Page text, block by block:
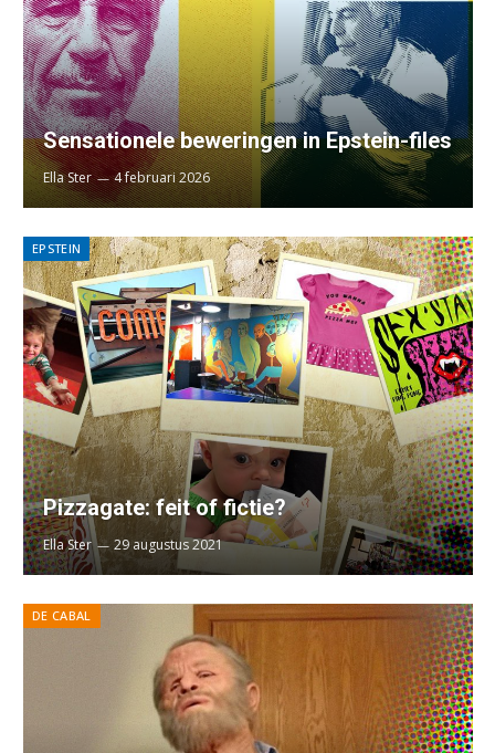
Sensationele beweringen in Epstein-files
Ella Ster 4 februari 2026
EPSTEIN
Pizzagate: feit of fictie?
Ella Ster 29 augustus 2021
DE CABAL